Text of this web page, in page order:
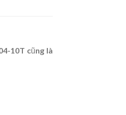
10T cũng là